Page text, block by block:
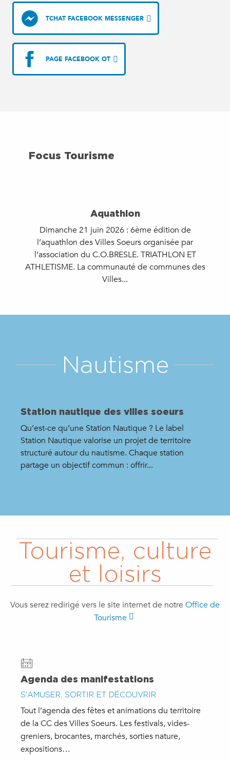
TCHAT FACEBOOK MESSENGER
PAGE FACEBOOK OT
Focus Tourisme
Aquathlon
Dimanche 21 juin 2026 : 6ème édition de
l’aquathlon des Villes Soeurs organisée par
l’association du C.O.BRESLE. TRIATHLON ET
ATHLETISME. La communauté de communes des
Villes...
Nautisme
Station nautique des villes soeurs
Qu’est-ce qu’une Station Nautique ? Le label
Station Nautique valorise un projet de territoire
structuré autour du nautisme. Chaque station
partage un objectif commun : offrir...
Tourisme, culture
et loisirs
Vous serez redirigé vers le site internet de notre Office de
Tourisme
Agenda des manifestations
S'AMUSER, SORTIR ET DÉCOUVRIR
Tout l’agenda des fêtes et animations du territoire
de la CC des Villes Soeurs. Les festivals, vides-
greniers, brocantes, marchés, sorties nature,
expositions…